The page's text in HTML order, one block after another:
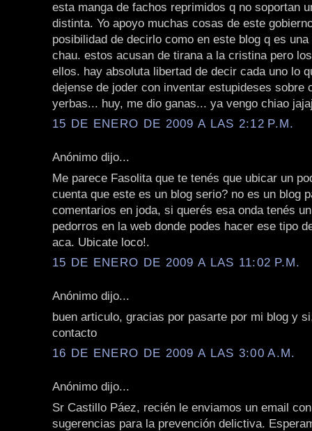
esta manga de fachos reprimidos q no soportan
distinta. Yo apoyo muchas cosas de este
posibilidad de decirlo como en este blog q es
chau. estos acusan de tirana a la cristina pero
ellos. hay absoluta libertad de decir cada uno lo
dejense de joder con inventar estupideses sobre
yerbas... huy, me dio ganas... ya vengo chiao
15 DE ENERO DE 2009 A LAS 2:12 P.M.
Anónimo dijo...
Me parece Fasolita que te tenés que ubicar un
cuenta que este es un blog serio? no es un blog
comentarios en joda, si querés esa onda tenés
pedorros en la web donde podes hacer ese tipo
aca. Ubicate loco!.
15 DE ENERO DE 2009 A LAS 11:02 P.M.
Anónimo dijo...
buen articulo, gracias por pasarte por mi blog y
contacto
16 DE ENERO DE 2009 A LAS 3:00 A.M.
Anónimo dijo...
Sr Castillo Páez, recién le enviamos un email
sugerencias para la prevención delictiva.